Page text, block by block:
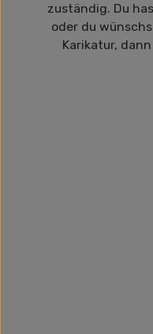
zuständig. Du
oder du
Karikatur,